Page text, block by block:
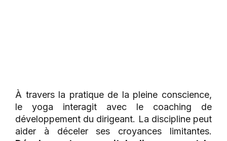
À travers la pratique de la pleine conscience,
le yoga interagit avec le coaching de
développement du dirigeant. La discipline peut
aider à déceler ses croyances limitantes.